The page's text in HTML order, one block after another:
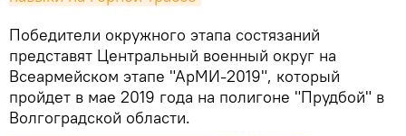
Победители окружного этапа состязаний
представят Центральный военный округ на
Всеармейском этапе "АрМИ-2019", который
пройдет в мае 2019 года на полигоне "Прудбой" в
Волгоградской области.